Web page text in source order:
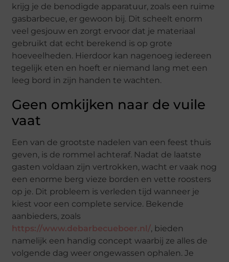
krijg je de benodigde apparatuur, zoals een ruime
gasbarbecue, er gewoon bij. Dit scheelt enorm
veel gesjouw en zorgt ervoor dat je materiaal
gebruikt dat echt berekend is op grote
hoeveelheden. Hierdoor kan nagenoeg iedereen
tegelijk eten en hoeft er niemand lang met een
leeg bord in zijn handen te wachten.
Geen omkijken naar de vuile
vaat
Een van de grootste nadelen van een feest thuis
geven, is de rommel achteraf. Nadat de laatste
gasten voldaan zijn vertrokken, wacht er vaak nog
een enorme berg vieze borden en vette roosters
op je. Dit probleem is verleden tijd wanneer je
kiest voor een complete service. Bekende
aanbieders, zoals
https://www.debarbecueboer.nl/, bieden
namelijk een handig concept waarbij ze alles de
volgende dag weer ongewassen ophalen. Je